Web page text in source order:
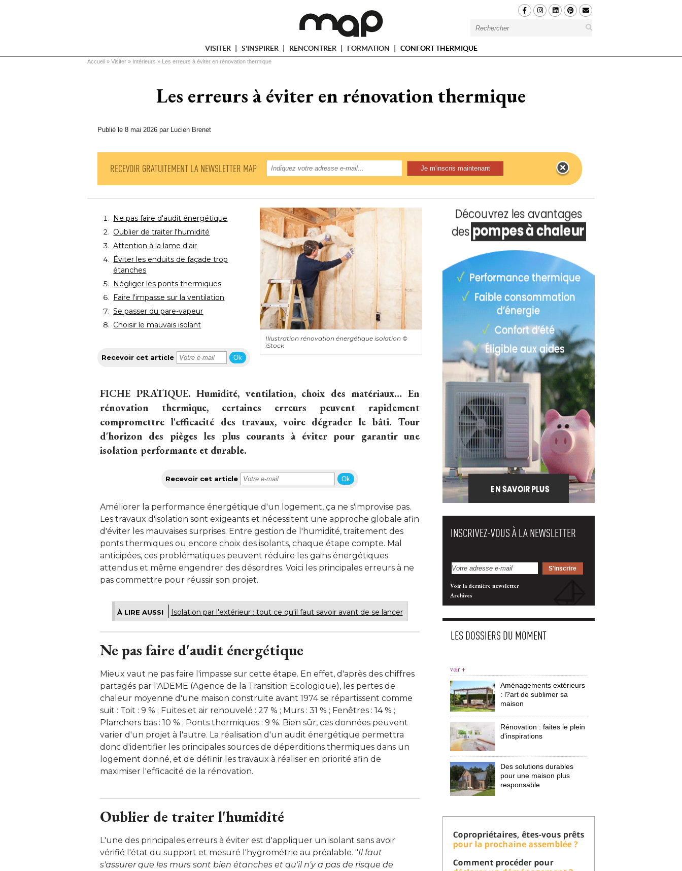
VISITER S'INSPIRER RENCONTRER FORMATION CONFORT THERMIQUE
Vous êtes ici
Accueil » Visiter » Intérieurs » Les erreurs à éviter en rénovation thermique
Les erreurs à éviter en rénovation thermique
Publié le 8 mai 2026 par Lucien Brenet
RECEVOIR GRATUITEMENT LA NEWSLETTER MAP
Illustration rénovation énergétique isolation ©
iStock
Ne pas faire d'audit énergétique
Oublier de traiter l'humidité
Attention à la lame d'air
Éviter les enduits de façade trop
étanches
Négliger les ponts thermiques
Faire l'impasse sur la ventilation
Se passer du pare-vapeur
Choisir le mauvais isolant
Recevoir cet article Ok
FICHE PRATIQUE. Humidité, ventilation, choix des matériaux… En
rénovation thermique, certaines erreurs peuvent rapidement
compromettre l'efficacité des travaux, voire dégrader le bâti. Tour
d'horizon des pièges les plus courants à éviter pour garantir une
isolation performante et durable.
Recevoir cet article Ok
Améliorer la performance énergétique d'un logement, ça ne s'improvise pas.
Les travaux d'isolation sont exigeants et nécessitent une approche globale afin
d'éviter les mauvaises surprises. Entre gestion de l'humidité, traitement des
ponts thermiques ou encore choix des isolants, chaque étape compte. Mal
anticipées, ces problématiques peuvent réduire les gains énergétiques
attendus et même engendrer des désordres. Voici les principales erreurs à ne
pas commettre pour réussir son projet.
À LIRE AUSSI Isolation par l'extérieur : tout ce qu'il faut savoir avant de se lancer
Ne pas faire d'audit énergétique
Mieux vaut ne pas faire l'impasse sur cette étape. En effet, d'après des chiffres
partagés par l'ADEME (Agence de la Transition Ecologique), les pertes de
chaleur moyenne d'une maison construite avant 1974 se répartissent comme
suit : Toit : 9 % ; Fuites et air renouvelé : 27 % ; Murs : 31 % ; Fenêtres : 14 % ;
Planchers bas : 10 % ; Ponts thermiques : 9 %. Bien sûr, ces données peuvent
varier d'un projet à l'autre. La réalisation d'un audit énergétique permettra
donc d'identifier les principales sources de déperditions thermiques dans un
logement donné, et de définir les travaux à réaliser en priorité afin de
maximiser l'efficacité de la rénovation.
Oublier de traiter l'humidité
L'une des principales erreurs à éviter est d'appliquer un isolant sans avoir
vérifié l'état du support et mesuré l'hygrométrie au préalable. "Il faut
s'assurer que les murs sont bien étanches et qu'il n'y a pas de risque de
INSCRIVEZ-VOUS À LA NEWSLETTER
Voir la dernière newsletter
Archives
LES DOSSIERS DU MOMENT
voir +
Aménagements extérieurs
: l?art de sublimer sa
maison
Rénovation : faites le plein
d'inspirations
Des solutions durables
pour une maison plus
responsable